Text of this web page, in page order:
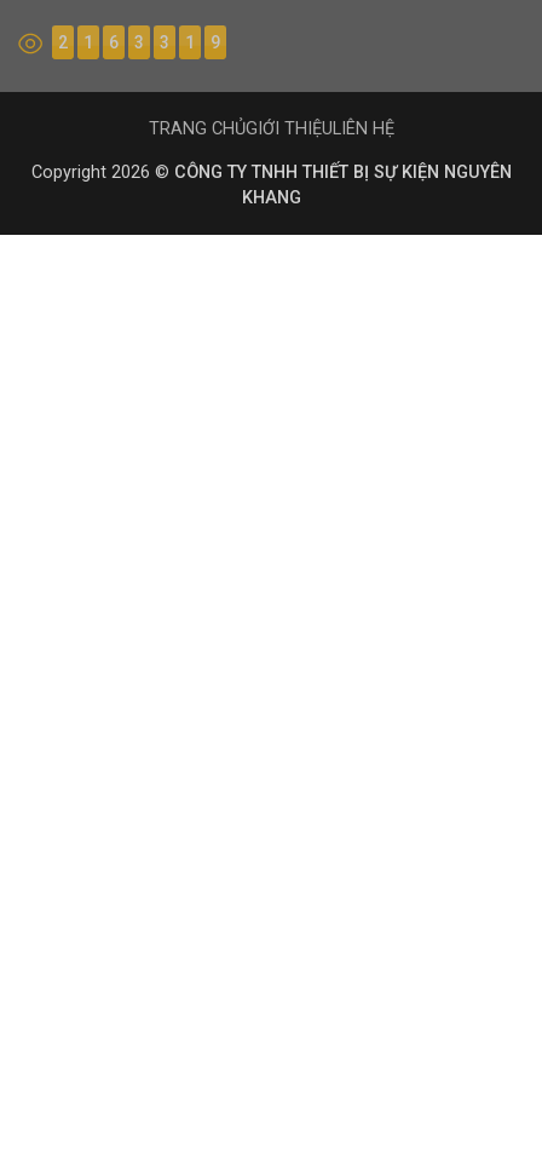
2 1 6 3 3 1 9
Copyright 2026 © CÔNG TY TNHH THIẾT BỊ SỰ KIỆN NGUYÊN
KHANG
TRANG CHỦGIỚI THIỆULIÊN HỆ